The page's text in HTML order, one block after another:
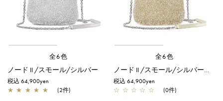
全6色
ノード II /スモール/シルバー
税込 64,900yen
★ ★ ★ ★ ★ (2件)
全6色
ノード II /スモール/シルバーゴールド
税込 64,900yen
☆ ☆ ☆ ☆ ☆ (0件)